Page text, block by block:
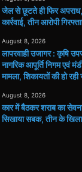
जेल से छूटते ही फिर
कार्रवाई, तीन आरोपी
August 8, 2026
लापरवाही उजागर : कृषि
नागरिक आपूर्ति निगम एवं
मामला, शिकायतों की हो
August 8, 2026
कार में बैठकर शराब का
सिखाया सबक, तीन के